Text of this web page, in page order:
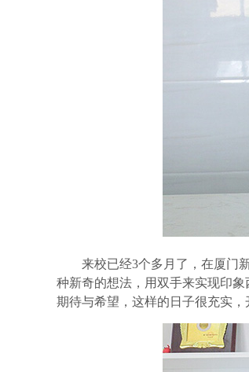
来校已经3个多月了，在厦门
种新奇的想法，用双手来实现印
期待与希望，这样的日子很充实，